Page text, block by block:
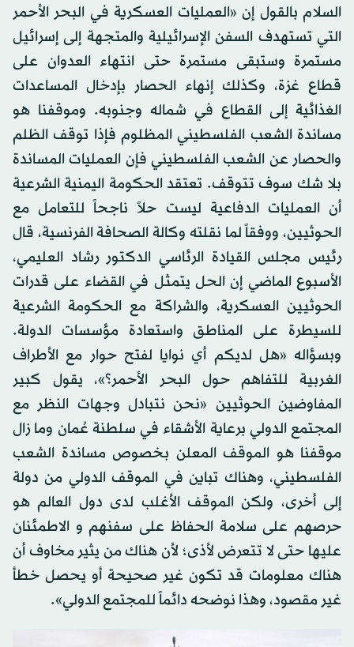
السلام بالقول إن «‏العمليات العسكرية في البحر الأحمر
التي تستهدف السفن الإسرائيلية والمتجهة إلى إسرائيل
مستمرة وستبقى مستمرة حتى انتهاء العدوان على
قطاع غزة، وكذلك إنهاء الحصار بإدخال المساعدات
الغذائية إلى القطاع في شماله وجنوبه. وموقفنا هو
مساندة الشعب الفلسطيني المظلوم فإذا توقف الظلم
والحصار عن الشعب الفلسطيني فإن العمليات المساندة
بلا شك سوف تتوقف. تعتقد الحكومة اليمنية الشرعية
أن العمليات الدفاعية ليست حلاً ناجحاً للتعامل مع
الحوثيين، ووفقاً لما نقلته وكالة الصحافة الفرنسية، قال
رئيس مجلس القيادة الرئاسي الدكتور رشاد العليمي،
الأسبوع الماضي إن الحل يتمثل في القضاء على قدرات
الحوثيين العسكرية، والشراكة مع الحكومة الشرعية
للسيطرة على المناطق واستعادة مؤسسات الدولة.
وبسؤاله «هل لديكم أي نوايا لفتح حوار مع الأطراف
الغربية للتفاهم حول البحر الأحمر؟»، يقول كبير
المفاوضين الحوثيين «‏نحن نتبادل وجهات النظر مع
المجتمع الدولي برعاية الأشقاء في سلطنة عُمان وما زال
موقفنا هو الموقف المعلن بخصوص مساندة الشعب
الفلسطيني، وهناك تباين في الموقف الدولي من دولة
إلى أخرى، ولكن الموقف الأغلب لدى دول العالم هو
حرصهم على سلامة الحفاظ على سفنهم و الاطمئنان
عليها حتى لا تتعرض لأذى؛ لأن هناك من يثير مخاوف أن
هناك معلومات قد تكون غير صحيحة أو يحصل خطأ
غير مقصود، وهذا نوضحه دائماً للمجتمع الدولي».